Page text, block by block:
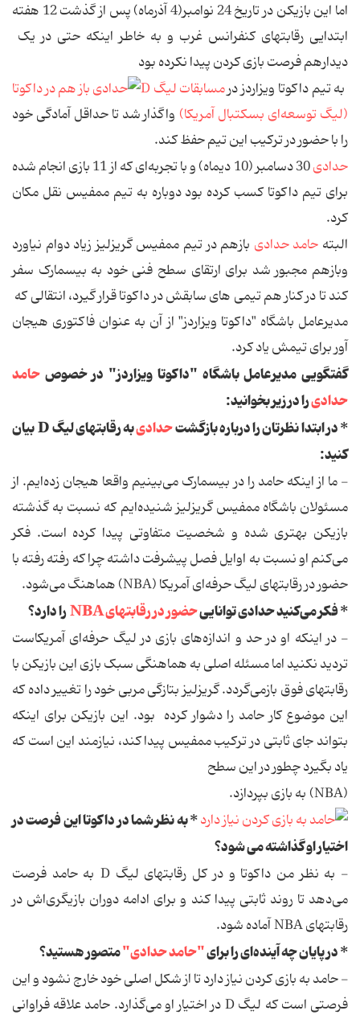
اما این بازیکن در تاریخ 24 نوامبر(4 آذرماه) پس از گذشت 12 هفته
ابتدایی رقابتهای کنفرانس غرب و به خاطر اینکه حتی در یک
دیدارهم فرصت بازی کردن پیدا نکرده بود
به تیم داکوتا ویزاردز در
مسابقات لیگ D
(لیگ توسعه‌ای بسکتبال آمریکا) واگذار شد تا حداقل آمادگی خود
را با حضور در ترکیب این تیم حفظ کند.
حدادی
30 دسامبر (10 دیماه) و با تجربه‌ای که از 11 بازی انجام شده
برای تیم داکوتا کسب کرده بود دوباره به تیم ممفیس نقل مکان
کرد.
البته حامد حدادی بازهم در تیم ممفیس گریزلیز زیاد دوام نیاورد
وبازهم مجبور شد برای ارتقای سطح فنی خود به بیسمارک سفر
کند تا در کنار هم تیمی های سابقش در داکوتا قرار گیرد، انتقالی که
مدیرعامل باشگاه "داکوتا ویزاردز" از آن به عنوان فاکتوری هیجان
آور برای تیمش یاد کرد.
گفتگویی مدیرعامل باشگاه "داکوتا ویزاردز" در خصوص حامد
حدادیرا در زیر بخوانید:
* در ابتدا نظرتان را درباره بازگشتحدادی
به رقابتهای لیگ D بیان
کنید:
- ما از اینکه حامد را در بیسمارک می‌بینیم واقعا هیجان زده‌ایم. از
مسئولان باشگاه ممفیس گریزلیز شنیده‌ایم که نسبت به گذشته
بازیکن بهتری شده و شخصیت متفاوتی پیدا کرده است. فکر
می‌کنم او نسبت به اوایل فصل پیشرفت داشته چرا که رفته رفته با
حضور در رقابتهای لیگ حرفه‌ای آمریکا (NBA) هماهنگ می‌شود.
* فکر می‌کنید حدادی تواناییحضور در رقابتهای NBA را دارد؟
- در اینکه او در حد و اندازه‌های بازی در لیگ حرفه‌ای آمریکاست
تردید نکنید اما مسئله اصلی به هماهنگی سبک بازی این بازیکن با
رقابتهای فوق بازمی‌گردد. گریزلیز بتازگی مربی خود را تغییر داده که
این موضوع کار حامد را دشوار کرده بود. این بازیکن برای اینکه
بتواند جای ثابتی در ترکیب ممفیس پیدا کند، نیازمند این است که
یاد بگیرد چطور در این سطح
(NBA) به بازی بپردازد.
* به نظر شما در داکوتا این فرصت در
اختیار او گذاشته می شود؟
- به نظر من داکوتا و در کل رقابتهای لیگ D به حامد فرصت
می‌دهد تا روند ثابتی پیدا کند و برای ادامه دوران بازیگری‌اش در
رقابتهای NBA آماده شود.
* در پایان چه آینده‌ای را برای"حامد حدادی"متصور هستید؟
- حامد به بازی کردن نیاز دارد تا از شکل اصلی خود خارج نشود و این
فرصتی است که لیگ D در اختیار او می‌گذارد. حامد علاقه فراوانی